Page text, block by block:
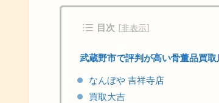
目次 [非表示]
武蔵野市で評判が高い骨董品買取
なんぼや 吉祥寺店
買取大吉